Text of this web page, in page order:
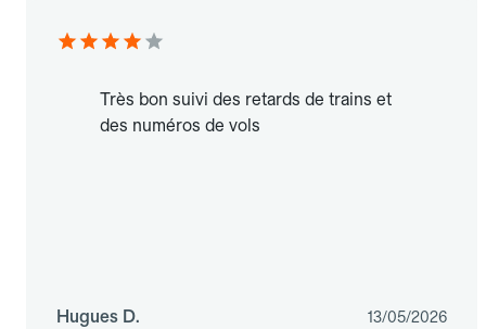
Très bon suivi des retards de trains et
des numéros de vols
Hugues D. 13/05/2026